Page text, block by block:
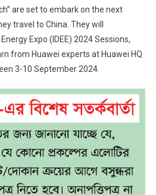
To
are set to embark on the next
travel to China. They will
Expo (IDEE) 2024 Sessions,
from Huawei experts at Huawei HQ
3-10 September 2024.